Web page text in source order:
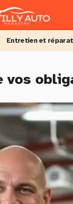
Entretien et
vos